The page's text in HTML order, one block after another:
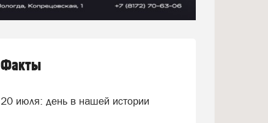
Факты
20 июля: день в нашей истории